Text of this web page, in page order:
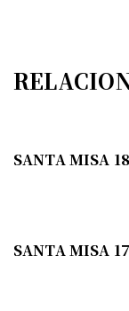
SANTA MISA
SANTA MISA